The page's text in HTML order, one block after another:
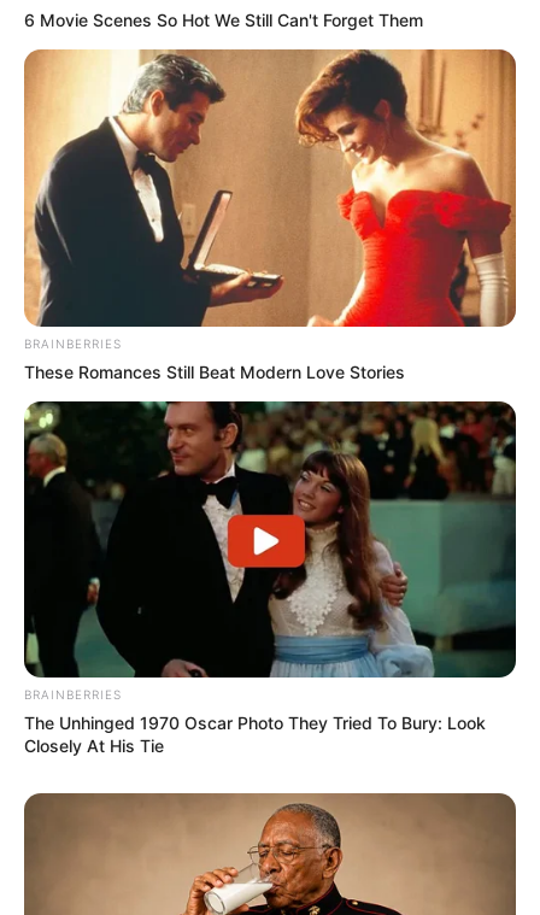
6 Movie Scenes So Hot We Still Can't Forget Them
BRAINBERRIES
These Romances Still Beat Modern Love Stories
BRAINBERRIES
The Unhinged 1970 Oscar Photo They Tried To Bury: Look
Closely At His Tie